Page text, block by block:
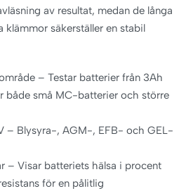
av resultat, medan de långa
klämmor säkerställer en stabil
– Testar batterier från 3Ah
både små MC-batterier och större
– Blysyra-, AGM-, EFB- och GEL-
– Visar batteriets hälsa i procent
för en pålitlig